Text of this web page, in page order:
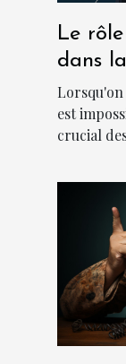
Le
dans
Lorsqu'on
est
crucial